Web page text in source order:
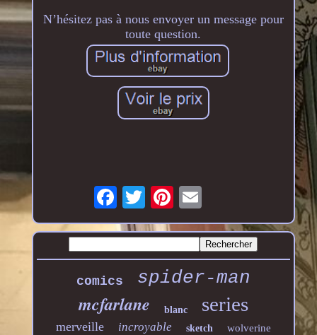
N’hésitez pas à nous envoyer un message pour
toute question.
comics spider-man
mcfarlane blanc series
merveille incroyable sketch wolverine